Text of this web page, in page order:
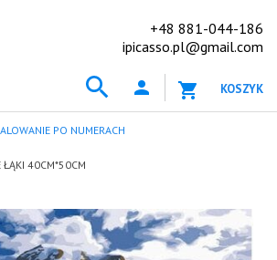
+48 881-044-186
ipicasso.pl@gmail.com
KOSZYK
PO NUMERACH
ŁĄKI 40CM*50CM